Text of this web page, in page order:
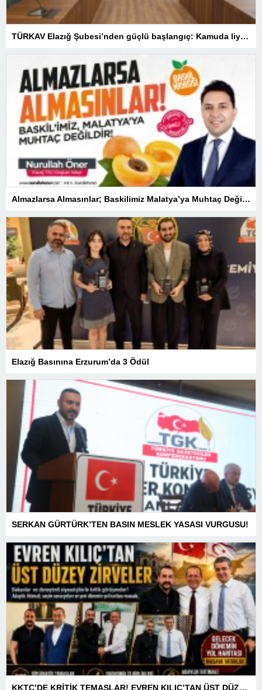
TÜRKAV Elazığ Şubesi’nden güçlü başlangıç: Kamuda liyakatin en gür sesi olacağız
Almazlarsa Almasınlar; Baskilimiz Malatya’ya Muhtaç Değildir
Elazığ Basınına Erzurum’da 3 Ödül
SERKAN GÜRTÜRK’TEN BASIN MESLEK YASASI VURGUSU!
KKTC’DE KRİTİK TEMASLAR! EVREN KILIÇ’TAN ÜST DÜZEY ZİRVELER